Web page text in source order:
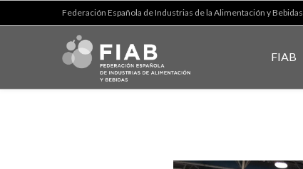
Federación Española de Industrias de la Alimentación y Bebidas
FIAB